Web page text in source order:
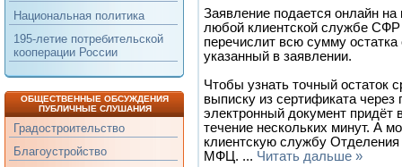
Национальная политика
195-летие потребительской
кооперации России
ОБЩЕСТВЕННЫЕ ОБСУЖДЕНИЯ
ПУБЛИЧНЫЕ СЛУШАНИЯ
Градостроительство
Благоустройство
Заявление подается онлайн на
любой клиентской службе
перечислит всю сумму
указанный в заявлении.
Чтобы узнать точный остаток
выписку из сертификата через
электронный документ придёт
течение нескольких минут. А
клиентскую службу
МФЦ. ... Читать дальше »